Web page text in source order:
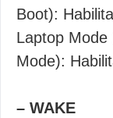
Boot):
Laptop Mode
Mode):
– WAKE